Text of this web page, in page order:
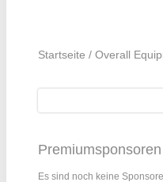
Startseite / Overall
Suche
Premiumsponsoren
Es sind noch keine